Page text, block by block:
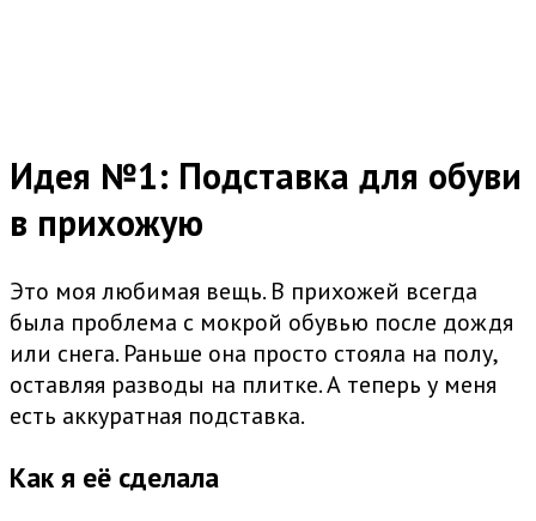
Идея №1: Подставка для обуви
в прихожую
Это моя любимая вещь. В прихожей всегда
была проблема с мокрой обувью после дождя
или снега. Раньше она просто стояла на полу,
оставляя разводы на плитке. А теперь у меня
есть аккуратная подставка.
Как я её сделала